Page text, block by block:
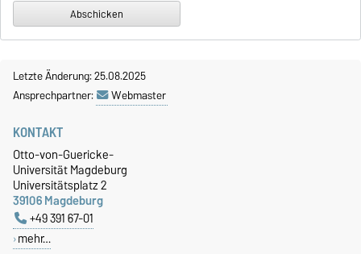
Letzte Änderung: 25.08.2025
Ansprechpartner:
Webmaster
KONTAKT
Otto-von-Guericke-
Universität Magdeburg
Universitätsplatz 2
39106 Magdeburg
+49 391 67-01
mehr…